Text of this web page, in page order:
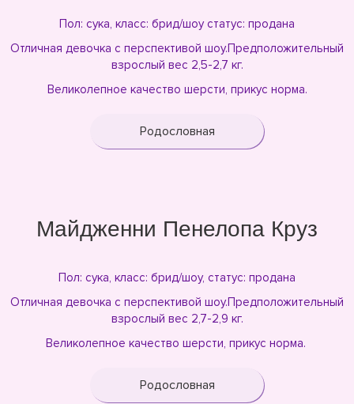
Пол: сука, класс: брид/шоу статус: продана
Отличная девочка с перспективой шоу.Предположительный
взрослый вес 2,5-2,7 кг.
Великолепное качество шерсти, прикус норма.
Родословная
Майдженни Пенелопа Круз
Пол: сука, класс: брид/шоу, статус: продана
Отличная девочка с перспективой шоу.Предположительный
взрослый вес 2,7-2,9 кг.
Великолепное качество шерсти, прикус норма.
Родословная